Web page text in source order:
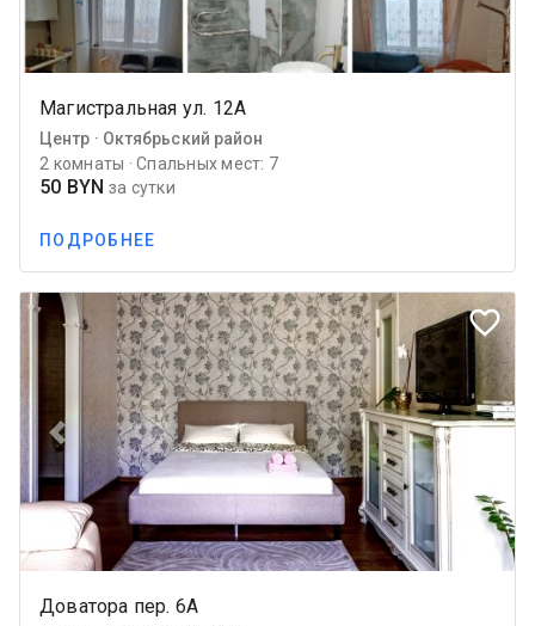
Магистральная ул. 12А
Центр · Октябрьский район
2 комнаты · Спальных мест: 7
50 BYN за сутки
ПОДРОБНЕЕ
favorite_border
Previous
Доватора пер. 6А